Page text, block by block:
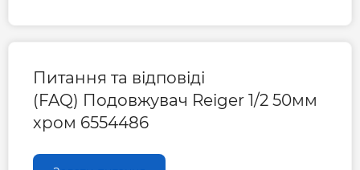
Питання та відповіді
(FAQ) Подовжувач Reiger 1/2 50мм
хром 6554486